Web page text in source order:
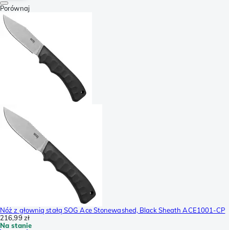
Porównaj
Nóż z głownią stałą SOG Ace Stonewashed, Black Sheath ACE1001-CP
216,99 zł
Na stanie